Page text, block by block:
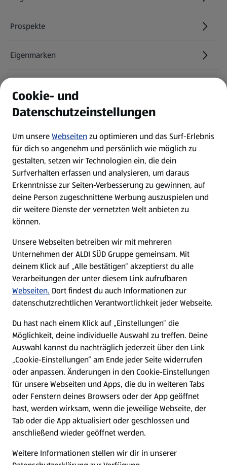
Prospekte
Eigenmarken
Newsletter
WhatsApp
Über ALDI SÜD
Filialen
Nachhaltigkeit
Karriere
Presse
Hilfe & Kontakt
(öffnet in einem neuen Tab)
Unternehmen
Folge uns hier:
Cookie- und
Datenschutzeinstellungen
Um unsereWebseitenzu optimieren und das Surf-Erlebnis
für dich so angenehm und persönlich wie möglich zu
gestalten, setzen wir Technologien ein, die dein
Surfverhalten erfassen und analysieren, um daraus
Erkenntnisse zur Seiten-Verbesserung zu gewinnen, auf
deine Person zugeschnittene Werbung auszuspielen und
dir weitere Dienste der vernetzten Welt anbieten zu
können.
Unsere Webseiten betreiben wir mit mehreren
Unternehmen der ALDI SÜD Gruppe gemeinsam. Mit
deinem Klick auf „Alle bestätigen“ akzeptierst du alle
Verarbeitungen der unter diesem Link aufrufbaren
Webseiten. Dort findest du auch Informationen zur
datenschutzrechtlichen Verantwortlichkeit jeder Webseite.
Du hast nach einem Klick auf „Einstellungen“ die
Möglichkeit, deine individuelle Auswahl zu treffen. Deine
Auswahl kannst du nachträglich jederzeit über den Link
„Cookie-Einstellungen“ am Ende jeder Seite widerrufen
oder anpassen. Änderungen in den Cookie-Einstellungen
für unsere Webseiten und Apps, die du in weiteren Tabs
oder Fenstern deines Browsers oder der App geöffnet
hast, werden wirksam, wenn die jeweilige Webseite, der
Tab oder die App aktualisiert oder geschlossen und
anschließend wieder geöffnet werden.
Weitere Informationen stellen wir dir in unserer